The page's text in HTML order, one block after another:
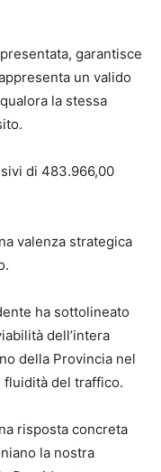
garantisce
un valido
la stessa
di 483.966,00
valenza strategica
ha sottolineato
dell’intera
della Provincia nel
fluidità del traffico.
risposta concreta
la nostra